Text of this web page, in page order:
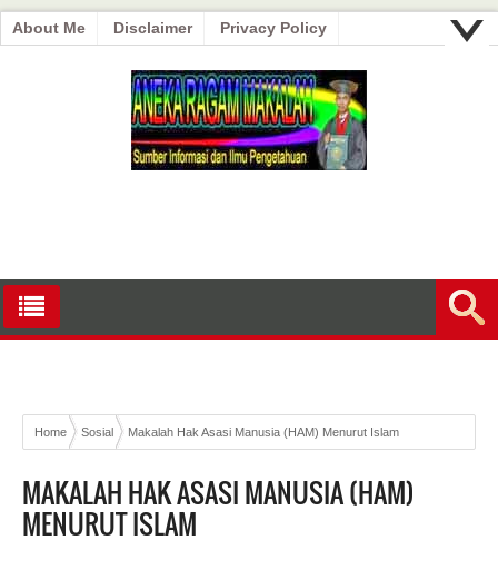
About Me Disclaimer Privacy Policy
Home Sosial Makalah Hak Asasi Manusia (HAM) Menurut Islam
MAKALAH HAK ASASI MANUSIA (HAM)
MENURUT ISLAM